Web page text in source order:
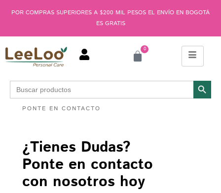
POR COMPRAS SUPERIORES A $200 MIL PESOS EL ENVÍO EN BOGOTÁ
ES GRATIS
0
Buscar: Botón de
PONTE EN CONTACTO
¿Tienes Dudas?
Ponte en contacto
con nosotros hoy